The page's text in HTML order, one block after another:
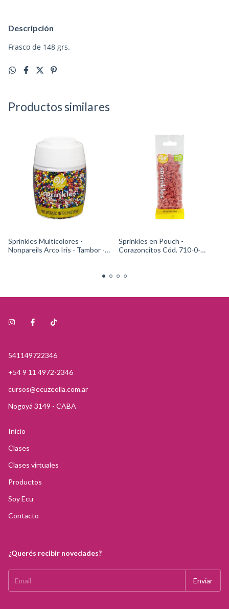
Descripción
Frasco de 148 grs.
Productos similares
Sprinkles Multicolores -
Nonpareils Arco Iris - Tambor -
Sprinkles en Pouch -
Corazoncitos Cód. 710-0-
541149722346
+54 9 11 4972-2346
cursos@ecuzeolla.com.ar
Nogoyá 3149 - CABA
Inicio
Clases
Clases virtuales
Productos
Soy Ecu
Contacto
¿Querés recibir novedades?